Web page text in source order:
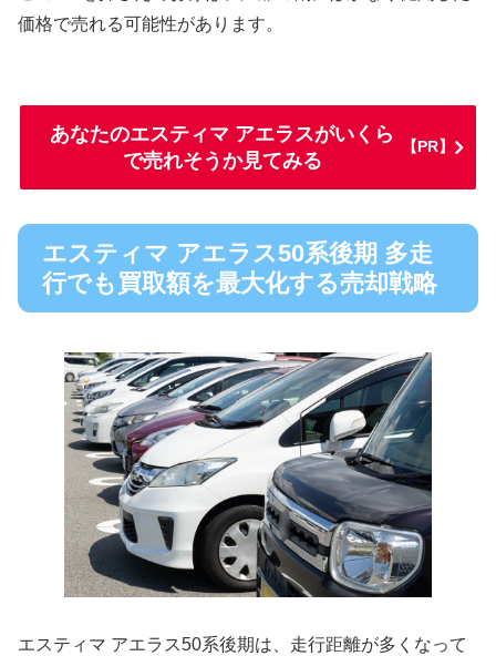
価格で売れる可能性があります。
あなたのエスティマ アエラスがいくら
で売れそうか見てみる
【PR】
エスティマ アエラス50系後期 多走
行でも買取額を最大化する売却戦略
エスティマ アエラス50系後期は、走行距離が多くなって